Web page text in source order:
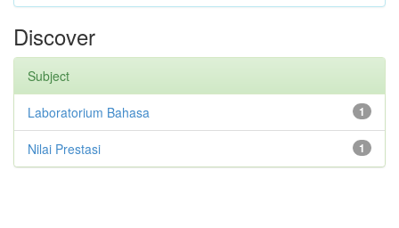
Discover
Subject
1
Laboratorium Bahasa
1
Nilai Prestasi